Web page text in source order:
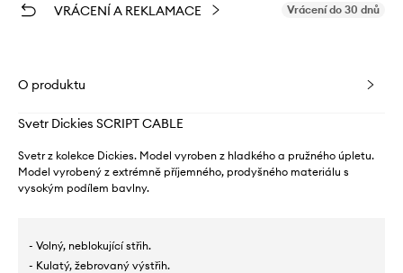
VRÁCENÍ A REKLAMACE Vrácení do 30 dnů
O produktu
Svetr Dickies SCRIPT CABLE
Svetr z kolekce Dickies. Model vyroben z hladkého a pružného úpletu.
Model vyrobený z extrémně příjemného, ​​prodyšného materiálu s
vysokým podílem bavlny.
- Volný, neblokující střih.
- Kulatý, žebrovaný výstřih.